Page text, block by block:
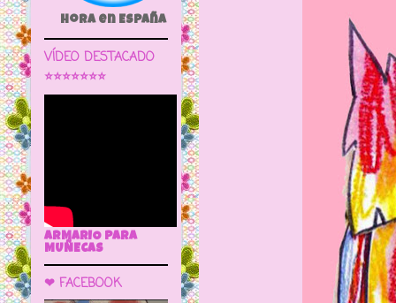
Hora en España
VÍDEO DESTACADO
⭐⭐⭐⭐⭐⭐⭐
ARMARIO PARA
MUÑECAS
❤ FACEBOOK